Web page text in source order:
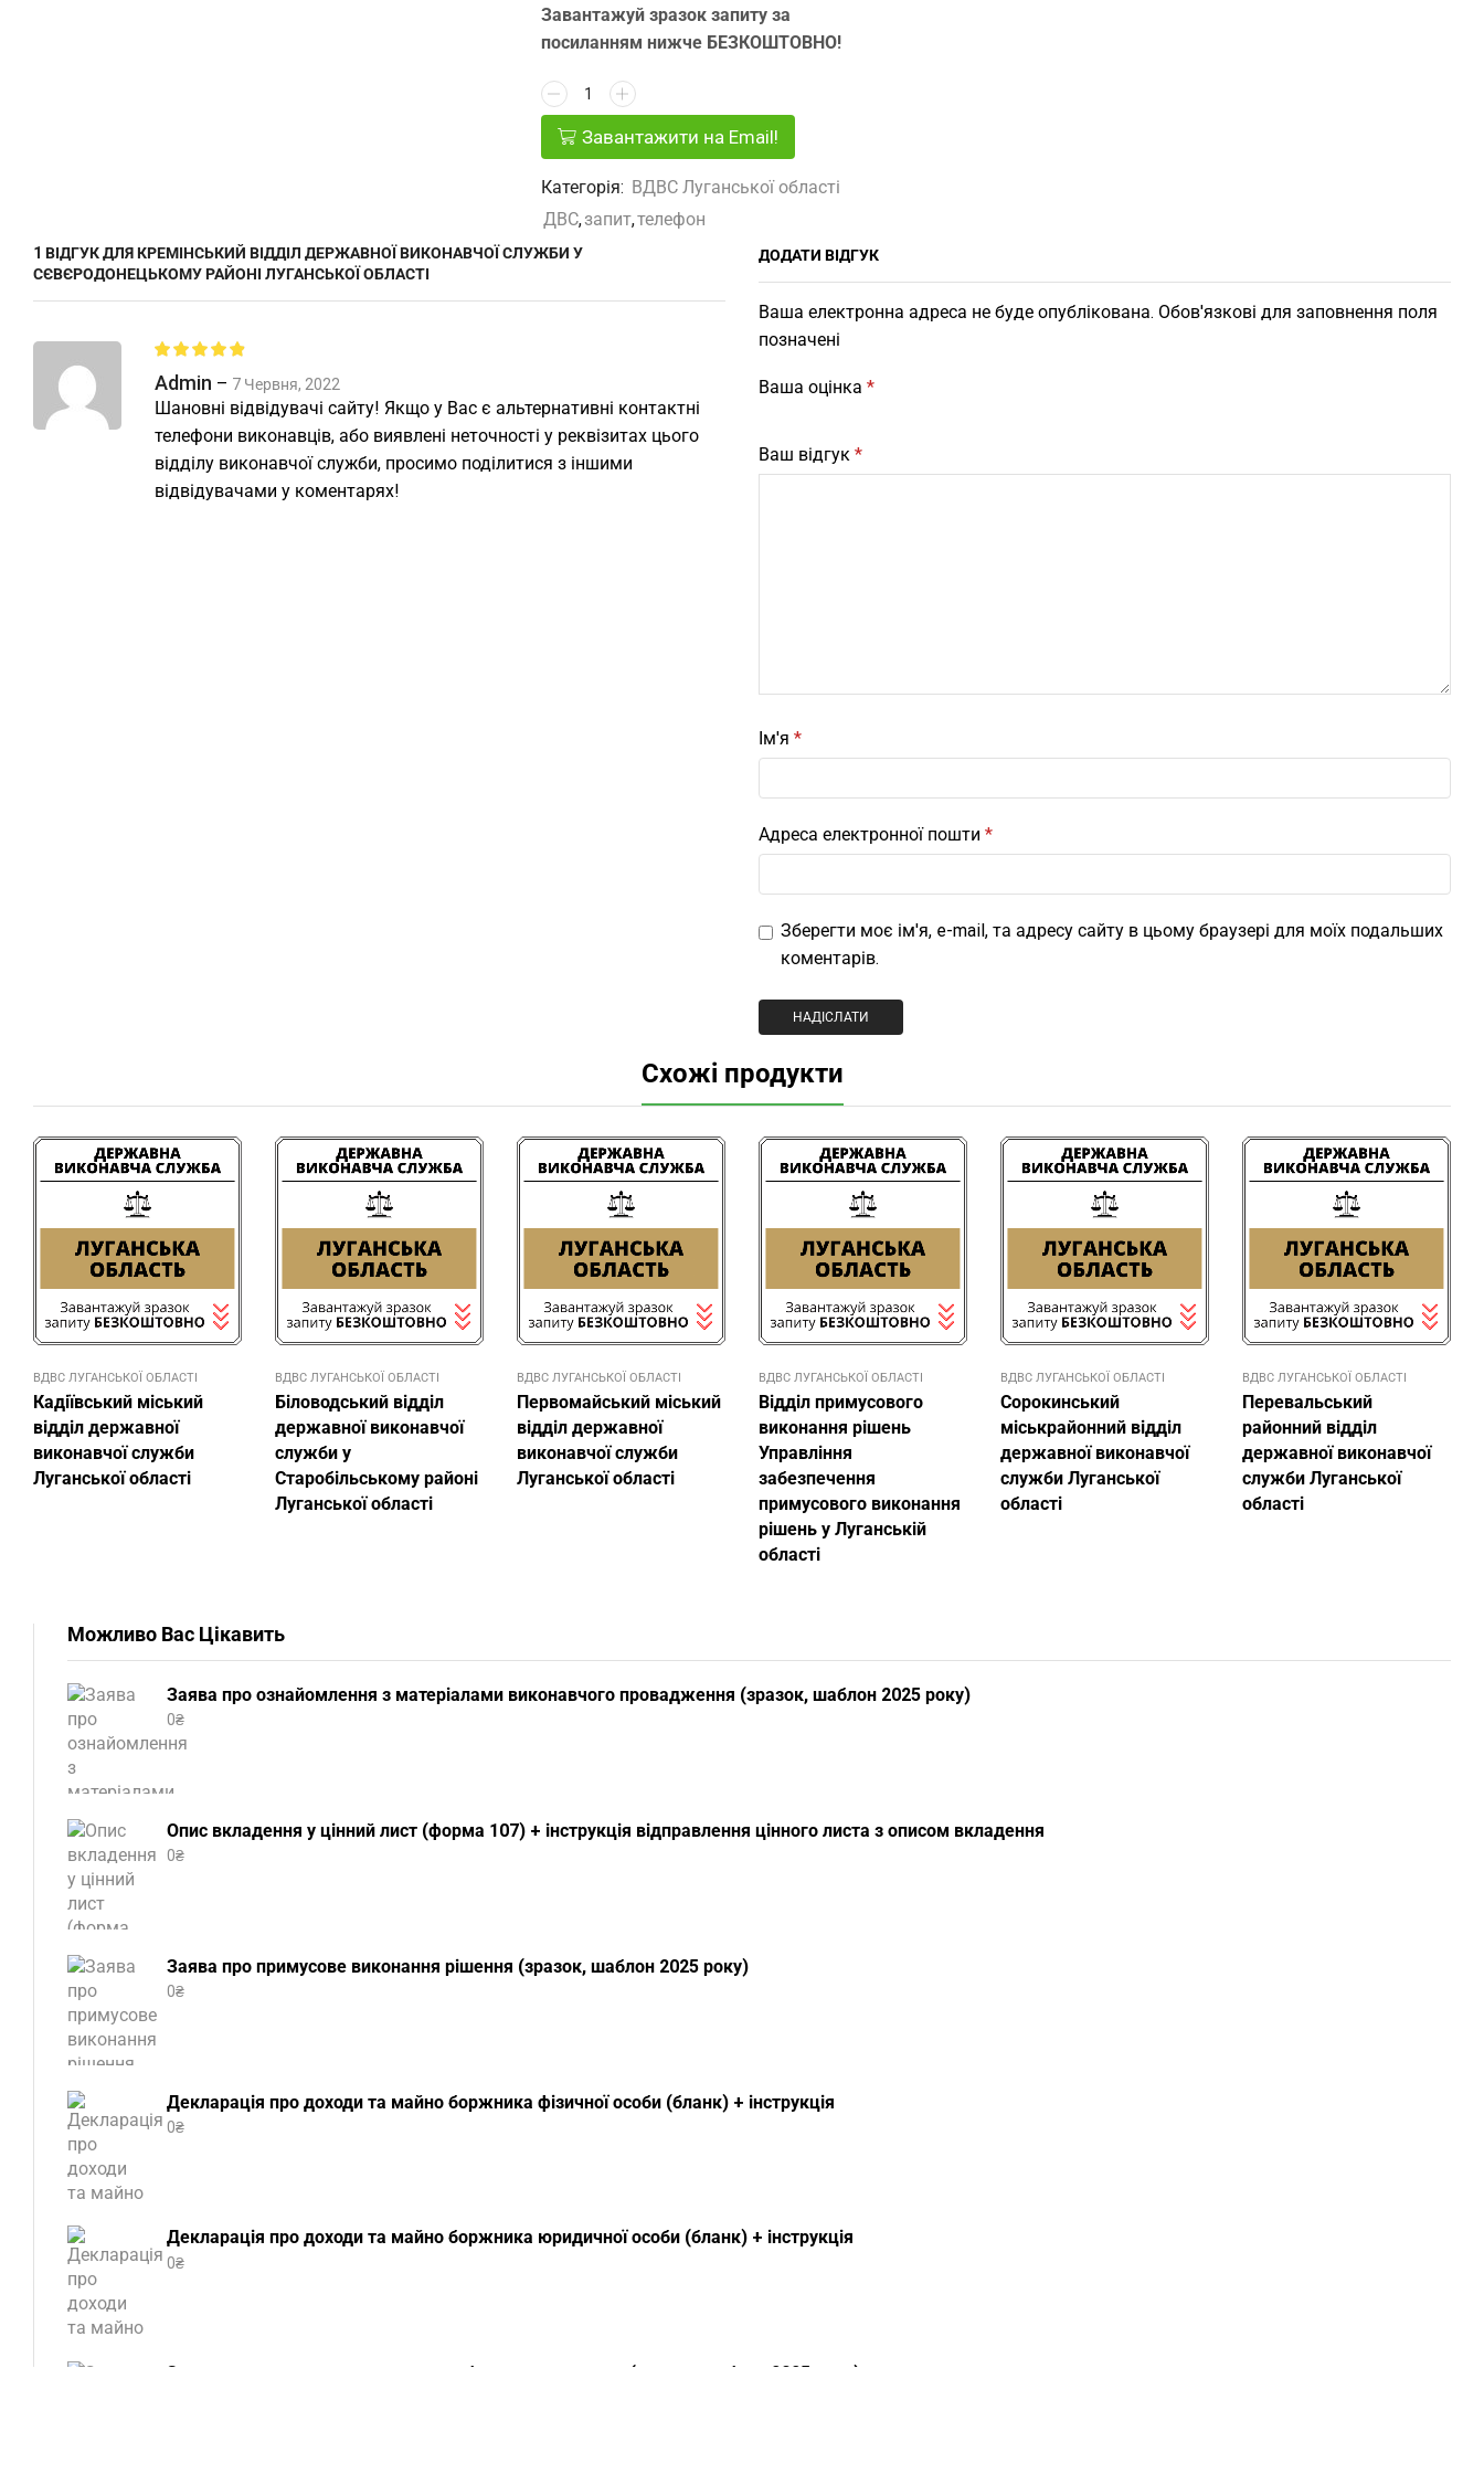
Завантажуй зразок запиту за
посиланням нижче БЕЗКОШТОВНО!
Завантажити на Email!
Категорія: ВДВС Луганської області
ДВС,запит,телефон
1 ВІДГУК ДЛЯКРЕМІНСЬКИЙ ВІДДІЛ ДЕРЖАВНОЇ ВИКОНАВЧОЇ СЛУЖБИ У
СЄВЄРОДОНЕЦЬКОМУ РАЙОНІ ЛУГАНСЬКОЇ ОБЛАСТІ
Admin – 7 Червня, 2022
Шановні відвідувачі сайту! Якщо у Вас є альтернативні контактні
телефони виконавців, або виявлені неточності у реквізитах цього
відділу виконавчої служби, просимо поділитися з іншими
відвідувачами у коментарях!
ДОДАТИ ВІДГУК
Ваша електронна адреса не буде опублікована. Обов'язкові для заповнення поля
позначені
Ваша оцінка *
Ваш відгук *
Ім'я *
Адреса електронної пошти *
Зберегти моє ім'я, e-mail, та адресу сайту в цьому браузері для моїх подальших
коментарів.
Схожі продукти
ВДВС ЛУГАНСЬКОЇ ОБЛАСТІ
Кадіївський міський
відділ державної
виконавчої служби
Луганської області
ВДВС ЛУГАНСЬКОЇ ОБЛАСТІ
Біловодський відділ
державної виконавчої
служби у
Старобільському районі
Луганської області
ВДВС ЛУГАНСЬКОЇ ОБЛАСТІ
Первомайський міський
відділ державної
виконавчої служби
Луганської області
ВДВС ЛУГАНСЬКОЇ ОБЛАСТІ
Відділ примусового
виконання рішень
Управління
забезпечення
примусового виконання
рішень у Луганській
області
ВДВС ЛУГАНСЬКОЇ ОБЛАСТІ
Сорокинський
міськрайонний відділ
державної виконавчої
служби Луганської
області
ВДВС ЛУГАНСЬКОЇ ОБЛАСТІ
Перевальський
районний відділ
державної виконавчої
служби Луганської
області
Можливо Вас Цікавить
Заява про ознайомлення з матеріалами виконавчого провадження (зразок, шаблон 2025 року)
0₴
Опис вкладення у цінний лист (форма 107) + інструкція відправлення цінного листа з описом вкладення
0₴
Заява про примусове виконання рішення (зразок, шаблон 2025 року)
0₴
Декларація про доходи та майно боржника фізичної особи (бланк) + інструкція
0₴
Декларація про доходи та майно боржника юридичної особи (бланк) + інструкція
0₴
Заява про виконання ухвали про забезпечення позову (зразок, шаблон 2025 року)